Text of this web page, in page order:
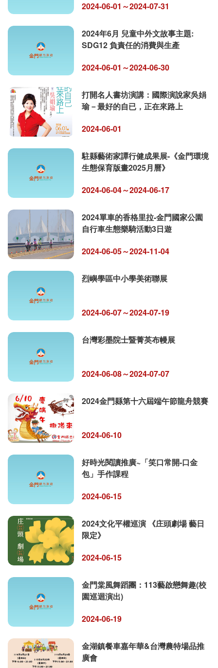
2024-06-01～2024-07-31
2024年6月 兒童中外文故事主題:
SDG12 負責任的消費與生產
2024-06-01～2024-06-30
打開名人書坊演講：國際演說家吳娟
瑜－最好的自已，正在來路上
2024-06-01
駐縣藝術家譚行健成果展-《金門環境
生態保育版畫2025月曆》
2024-06-04～2024-06-17
2024單車的香格里拉-金門國家公園
自行車生態樂騎活動3日遊
2024-06-05～2024-11-04
烈嶼學區中小學美術聯展
2024-06-07～2024-07-19
台灣彩墨院士暨菁英布幔展
2024-06-08～2024-07-07
2024金門縣第十六屆端午節龍舟競賽
2024-06-10
好時光閱讀推廣~「笑口常開-口金
包」手作課程
2024-06-15
2024文化平權巡演 《庄頭劇場 藝日
限定》
2024-06-15
金門棠風舞蹈團：113藝啟戀舞趣(校
園巡迴演出)
2024-06-19
金湖鎮餐車嘉年華&台灣農特場品推
廣會